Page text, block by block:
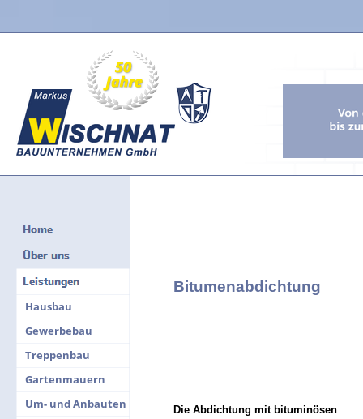
Hausbau
Gewerbebau
Treppenbau
Gartenmauern
Um- und Anbauten
Bitumenabdichtung
Die Abdichtung mit bituminösen